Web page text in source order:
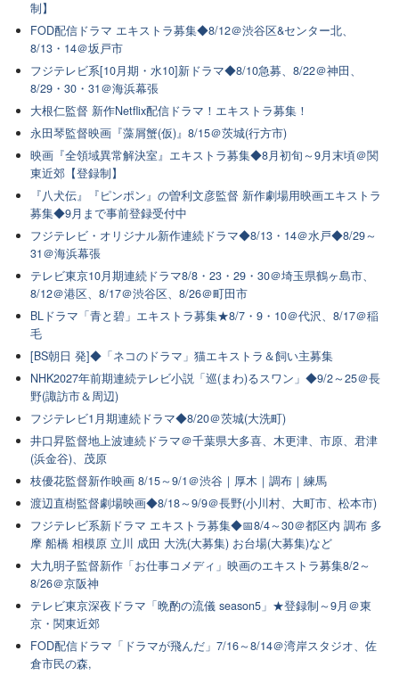
制】
FOD配信ドラマ エキストラ募集◆8/12＠渋谷区&センター北、
8/13・14＠坂戸市
フジテレビ系[10月期・水10]新ドラマ◆8/10急募、8/22＠神田、
8/29・30・31＠海浜幕張
大根仁監督 新作Netflix配信ドラマ！エキストラ募集！
永田琴監督映画『藻屑蟹(仮)』8/15＠茨城(行方市)
映画『全領域異常解決室』エキストラ募集◆8月初旬～9月末頃＠関
東近郊【登録制】
『八犬伝』『ピンポン』の曽利文彦監督 新作劇場用映画エキストラ
募集◆9月まで事前登録受付中
フジテレビ・オリジナル新作連続ドラマ◆8/13・14＠水戸◆8/29～
31＠海浜幕張
テレビ東京10月期連続ドラマ8/8・23・29・30＠埼玉県鶴ヶ島市、
8/12＠港区、8/17＠渋谷区、8/26＠町田市
BLドラマ「青と碧」エキストラ募集★8/7・9・10＠代沢、8/17＠稲
毛
[BS朝日 発]◆「ネコのドラマ」猫エキストラ＆飼い主募集
NHK2027年前期連続テレビ小説「巡(まわ)るスワン」◆9/2～25＠長
野(諏訪市＆周辺)
フジテレビ1月期連続ドラマ◆8/20＠茨城(大洗町)
井口昇監督地上波連続ドラマ＠千葉県大多喜、木更津、市原、君津
(浜金谷)、茂原
枝優花監督新作映画 8/15～9/1＠渋谷｜厚木｜調布｜練馬
渡辺直樹監督劇場映画◆8/18～9/9＠長野(小川村、大町市、松本市)
フジテレビ系新ドラマ エキストラ募集◆📅8/4～30＠都区内 調布 多
摩 船橋 相模原 立川 成田 大洗(大募集) お台場(大募集)など
大九明子監督新作「お仕事コメディ」映画のエキストラ募集8/2～
8/26＠京阪神
テレビ東京深夜ドラマ「晩酌の流儀 season5」★登録制～9月＠東
京・関東近郊
FOD配信ドラマ「ドラマが飛んだ」7/16～8/14＠湾岸スタジオ、佐
倉市民の森,